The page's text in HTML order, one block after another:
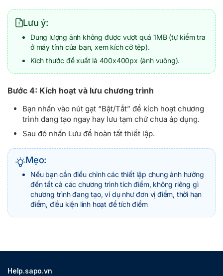
Lưu ý:
Dung lượng ảnh không được vượt quá 1MB (tự kiểm tra
ở máy tính của bạn, xem kích cỡ tệp).
Kích thước đề xuất là 400x400px (ảnh vuông).
Bước 4: Kích hoạt và lưu chương trình
Bạn nhấn vào nút gạt “Bật/Tắt” để kích hoạt chương
trình đang tạo ngay hay lưu tạm chứ chưa áp dụng.
Sau đó nhấn Lưu để hoàn tất thiết lập.
Mẹo:
Nếu bạn cần điều chỉnh các thiết lập chung ảnh hưởng
đến tất cả các chương trình tích điểm, không riêng gì
chương trình đang tạo, ví dụ như đơn vị điểm, thời hạn
điểm, điều kiện linh hoạt để tích điểm
Help.sapo.vn